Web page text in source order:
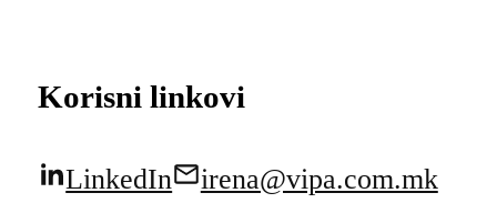
Korisni linkovi
LinkedIn irena@vipa.com.mk